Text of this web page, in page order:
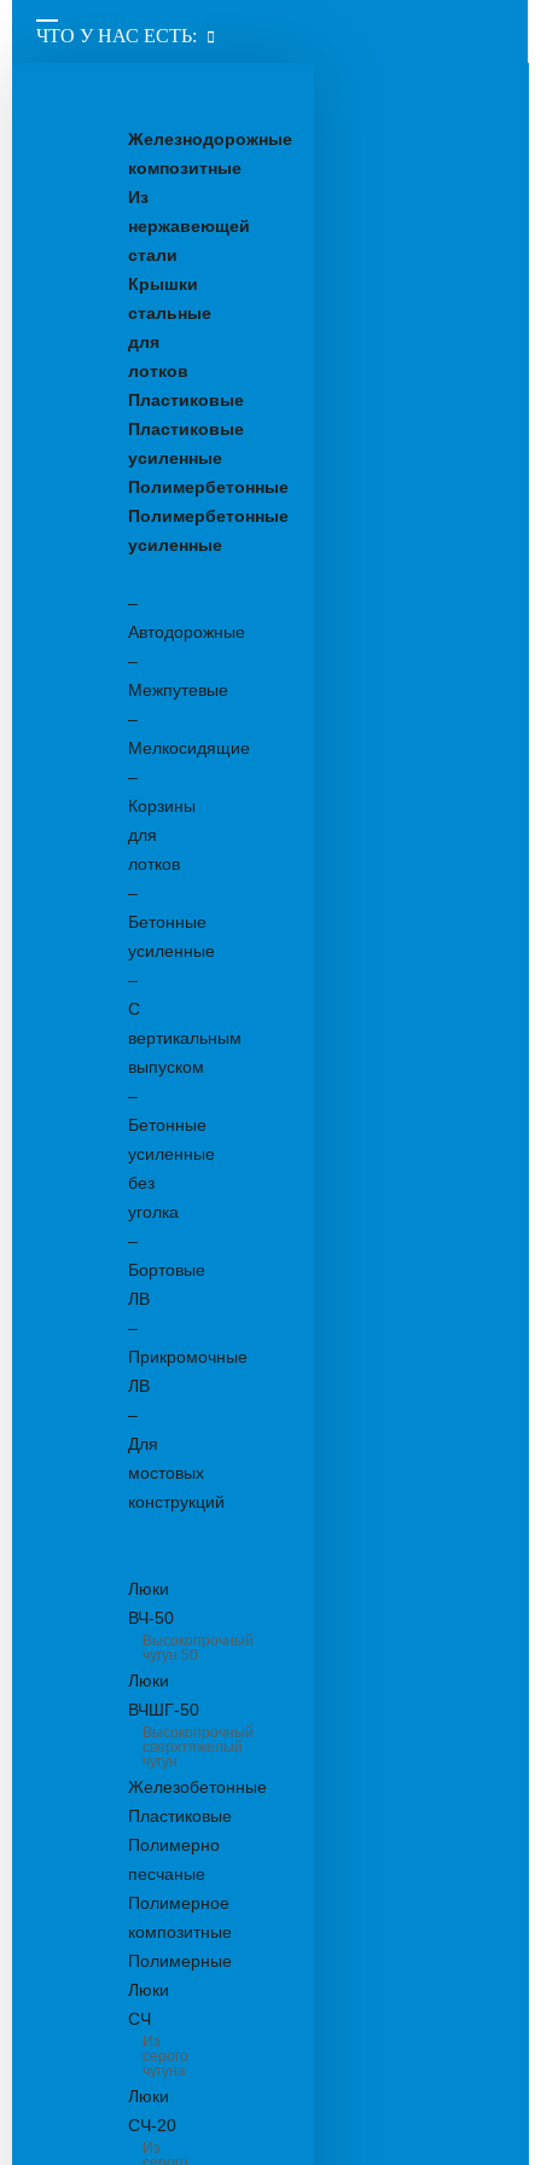
ЧТО У НАС ЕСТЬ:
Железнодорожные
композитные
Из
нержавеющей
стали
Крышки
стальные
для
лотков
Пластиковые
Пластиковые
усиленные
Полимербетонные
Полимербетонные
усиленные
–
Автодорожные
–
Межпутевые
–
Мелкосидящие
–
Корзины
для
лотков
–
Бетонные
усиленные
–
С
вертикальным
выпуском
–
Бетонные
усиленные
без
уголка
–
Бортовые
ЛВ
–
Прикромочные
ЛВ
–
Для
мостовых
конструкций
Люки
ВЧ-50
Высокопрочный
чугун 50
Люки
ВЧШГ-50
Высокопрочный
сверхтяжелый
чугун
Железобетонные
Пластиковые
Полимерно
песчаные
Полимерное
композитные
Полимерные
Люки
СЧ
Из
серого
чугуна
Люки
СЧ-20
Из